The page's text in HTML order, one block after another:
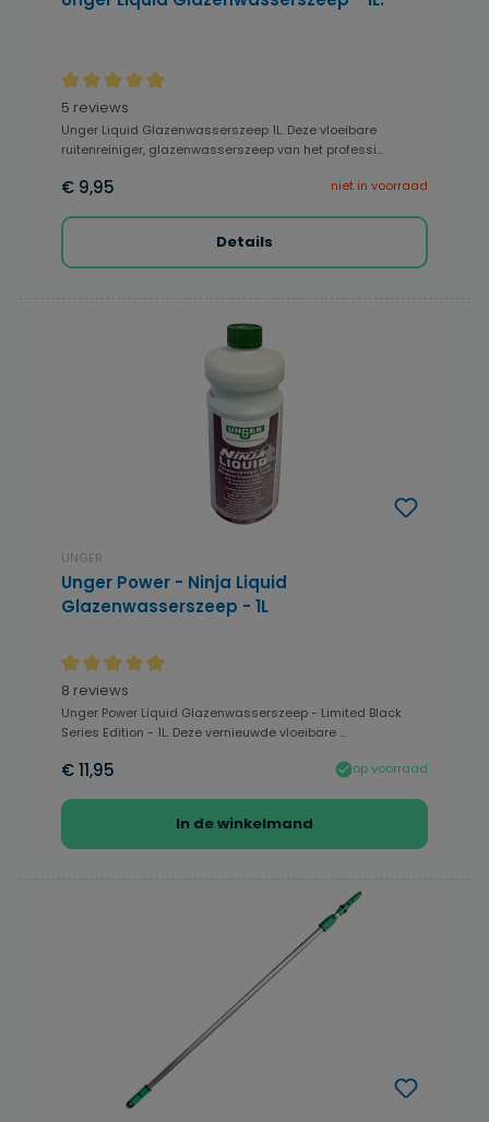
Gemiddelde waardering van 4.9 van 5 sterren
5 reviews
Unger Liquid Glazenwasserszeep 1L. Deze vloeibare
ruitenreiniger, glazenwasserszeep van het professi...
€ 9,95 niet in voorraad
Details
UNGER
Unger Power - Ninja Liquid
Glazenwasserszeep - 1L
Gemiddelde waardering van 5 van 5 sterren
8 reviews
Unger Power Liquid Glazenwasserszeep - Limited Black
Series Edition - 1L. Deze vernieuwde vloeibare ...
€ 11,95 op voorraad
In de winkelmand